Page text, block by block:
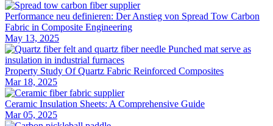
Performance neu definieren: Der Anstieg von Spread Tow Carbon
Fabric in Composite Engineering
May 13, 2025
Property Study Of Quartz Fabric Reinforced Composites
Mar 18, 2025
Ceramic Insulation Sheets: A Comprehensive Guide
Mar 05, 2025